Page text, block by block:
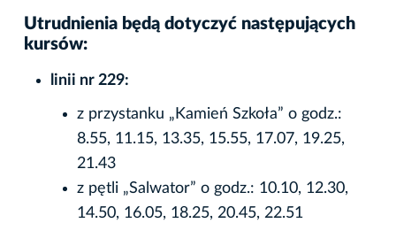
Utrudnienia będą dotyczyć następujących
kursów:
linii nr 229:
z przystanku „Kamień Szkoła” o godz.:
8.55, 11.15, 13.35, 15.55, 17.07, 19.25,
21.43
z pętli „Salwator” o godz.: 10.10, 12.30,
14.50, 16.05, 18.25, 20.45, 22.51